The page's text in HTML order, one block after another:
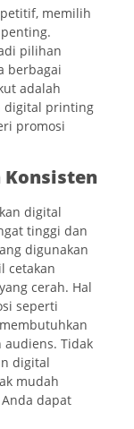
memilih
pilihan
berbagai
adalah
digital printing
promosi
Konsisten
digital
tinggi dan
digunakan
cetakan
cerah. Hal
seperti
Tidak
digital
mudah
dapat